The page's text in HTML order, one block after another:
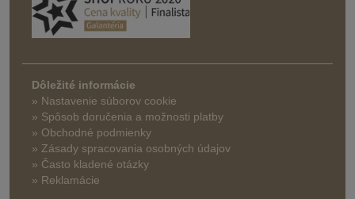
Dôležité informácie
» Nastavenie súborov cookie
» Spôsob doručenia a možnosti platby
» Obchodné podmienky
» Zásady spracovania osobných údajov
» Často kladené otázky
» Reklamácie